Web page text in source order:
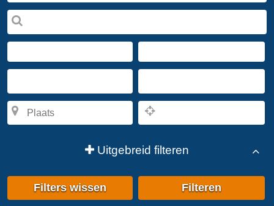
Uitgebreid filteren
Filters wissen Filteren